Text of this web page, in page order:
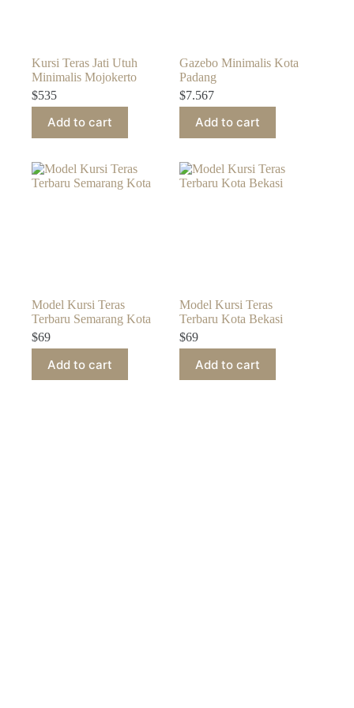
Kursi Teras Jati Utuh
Minimalis Mojokerto
$535
Add to cart
Gazebo Minimalis Kota
Padang
$7.567
Add to cart
Model Kursi Teras
Terbaru Semarang Kota
$69
Add to cart
Model Kursi Teras
Terbaru Kota Bekasi
$69
Add to cart